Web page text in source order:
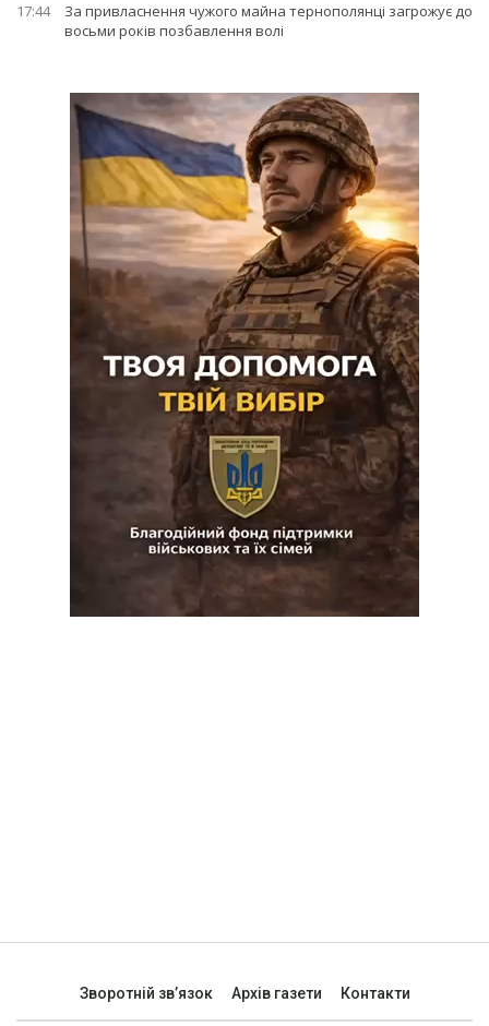
17:44
За привласнення чужого майна тернополянці загрожує до
восьми років позбавлення волі
Зворотній зв’язок Архів газети Контакти